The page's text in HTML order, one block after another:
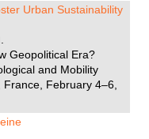
Urban Sustainability
Geopolitical Era?
and Mobility
France, February 4–6,